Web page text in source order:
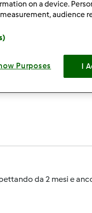
ogni tanto si
da 2 mesi e
on a device.
audience
Purposes I